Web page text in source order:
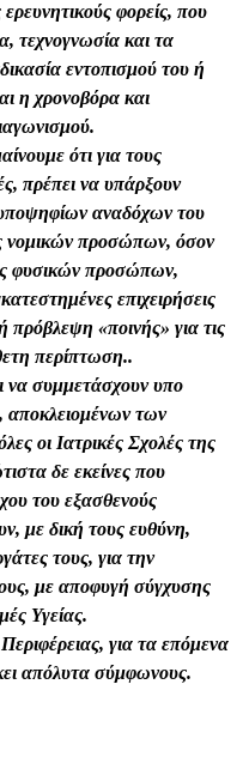
φορείς, που
τεχνογνωσία και τα
εντοπισμού του ή
η χρονοβόρα και
ότι για τους
πρέπει να υπάρξουν
αναδόχων του
νομικών προσώπων, όσον
φυσικών προσώπων,
επιχειρήσεις
πρόβλεψη «ποινής» για τις
περίπτωση..
να συμμετάσχουν υπο
αποκλειομένων των
οι Ιατρικές Σχολές της
δε εκείνες που
του εξασθενούς
με δική τους ευθύνη,
τους, για την
με αποφυγή σύγχυσης
Υγείας.
για τα επόμενα
απόλυτα σύμφωνους.